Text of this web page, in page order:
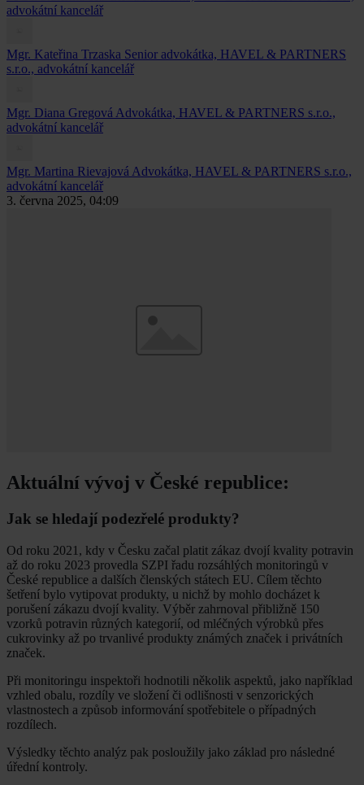
advokátní kancelář
Mgr. Kateřina Trzaska Senior advokátka, HAVEL & PARTNERS
s.r.o., advokátní kancelář
Mgr. Diana Gregová Advokátka, HAVEL & PARTNERS s.r.o.,
advokátní kancelář
Mgr. Martina Rievajová Advokátka, HAVEL & PARTNERS s.r.o.,
advokátní kancelář
3. června 2025, 04:09
Aktuální vývoj v České republice:
Jak se hledají podezřelé produkty?
Od roku 2021, kdy v Česku začal platit zákaz dvojí kvality potravin
až do roku 2023 provedla SZPI řadu rozsáhlých monitoringů v
České republice a dalších členských státech EU. Cílem těchto
šetření bylo vytipovat produkty, u nichž by mohlo docházet k
porušení zákazu dvojí kvality. Výběr zahrnoval přibližně 150
vzorků potravin různých kategorií, od mléčných výrobků přes
cukrovinky až po trvanlivé produkty známých značek i privátních
značek.
Při monitoringu inspektoři hodnotili několik aspektů, jako například
vzhled obalu, rozdíly ve složení či odlišnosti v senzorických
vlastnostech a způsob informování spotřebitele o případných
rozdílech.
Výsledky těchto analýz pak posloužily jako základ pro následné
úřední kontroly.